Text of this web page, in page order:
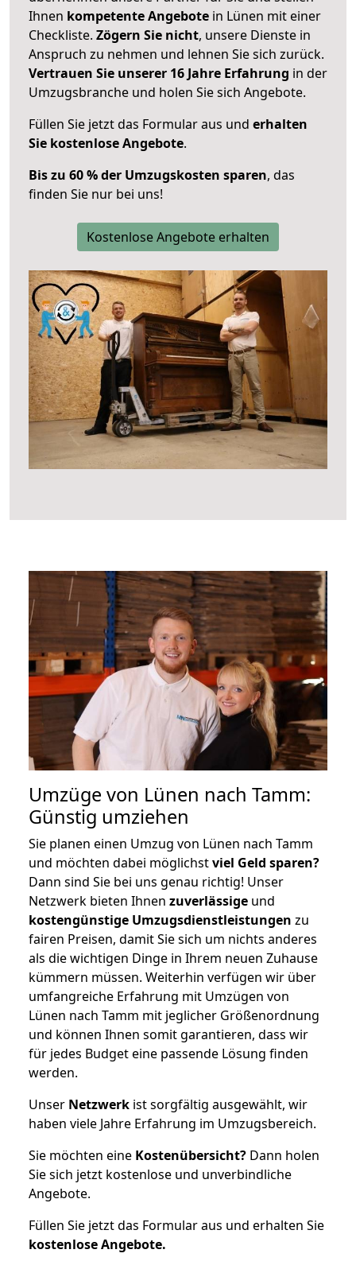
Ihnen kompetente Angebote in Lünen mit einer
Checkliste. Zögern Sie nicht, unsere Dienste in
Anspruch zu nehmen und lehnen Sie sich zurück.
Vertrauen Sie unserer 16 Jahre Erfahrung in der
Umzugsbranche und holen Sie sich Angebote.
Füllen Sie jetzt das Formular aus und erhalten
Sie kostenlose Angebote.
Bis zu 60 % der Umzugskosten sparen, das
finden Sie nur bei uns!
Kostenlose Angebote erhalten
Umzüge von Lünen nach Tamm:
Günstig umziehen
Sie planen einen Umzug von Lünen nach Tamm
und möchten dabei möglichstviel Geld sparen?
Dann sind Sie bei uns genau richtig! Unser
Netzwerk bieten Ihnen zuverlässige und
kostengünstige Umzugsdienstleistungen zu
fairen Preisen, damit Sie sich um nichts anderes
als die wichtigen Dinge in Ihrem neuen Zuhause
kümmern müssen. Weiterhin verfügen wir über
umfangreiche Erfahrung mit Umzügen von
Lünen nach Tamm mit jeglicher Größenordnung
und können Ihnen somit garantieren, dass wir
für jedes Budget eine passende Lösung finden
werden.
Unser Netzwerk ist sorgfältig ausgewählt, wir
haben viele Jahre Erfahrung im Umzugsbereich.
Sie möchten eine Kostenübersicht? Dann holen
Sie sich jetzt kostenlose und unverbindliche
Angebote.
Füllen Sie jetzt das Formular aus und erhalten Sie
kostenloseAngebote.